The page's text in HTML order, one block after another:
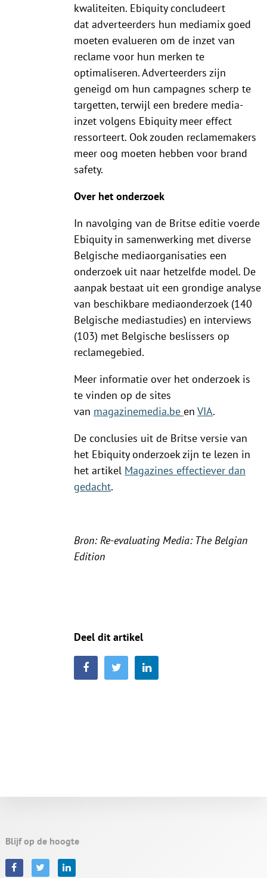
kwaliteiten. Ebiquity concludeert
dat adverteerders hun mediamix goed
moeten evalueren om de inzet van
reclame voor hun merken te
optimaliseren. Adverteerders zijn
geneigd om hun campagnes scherp te
targetten, terwijl een bredere media-
inzet volgens Ebiquity meer effect
ressorteert. Ook zouden reclamemakers
meer oog moeten hebben voor brand
safety.
Over het onderzoek
In navolging van de Britse editie voerde
Ebiquity in samenwerking met diverse
Belgische mediaorganisaties een
onderzoek uit naar hetzelfde model. De
aanpak bestaat uit een grondige analyse
van beschikbare mediaonderzoek (140
Belgische mediastudies) en interviews
(103) met Belgische beslissers op
reclamegebied.
Meer informatie over het onderzoek is
te vinden op de sites
van magazinemedia.beenVIA.
De conclusies uit de Britse versie van
het Ebiquity onderzoek zijn te lezen in
het artikel Magazines effectiever dan
gedacht.
Bron: Re-evaluating Media: The Belgian
Edition
Deel dit artikel
Blijf op de hoogte